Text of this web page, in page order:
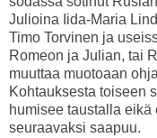
Julioina Iida-Maria
Timo Torvinen ja
Romeon ja Julian, tai
muuttaa muotoaan
Kohtauksesta toiseen
humisee taustalla
seuraavaksi saapuu.